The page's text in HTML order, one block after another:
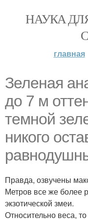
НАУКА
главная
Зеленая
до 7 м
темной
никого
Правда, озвучены
Метров все же более
экзотической змеи.
Относительно веса,